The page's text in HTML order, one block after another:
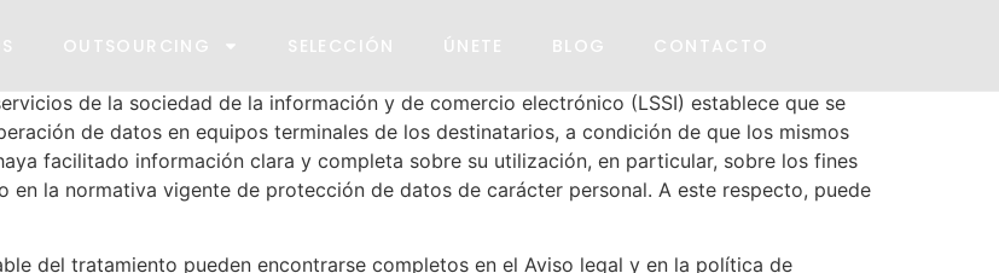
OUTSOURCING SELECCIÓN ÚNETE BLOG CONTACTO
de la sociedad de la información y de comercio electrónico (LSSI) establece que se
de datos en equipos terminales de los destinatarios, a condición de que los mismos
facilitado información clara y completa sobre su utilización, en particular, sobre los fines
la normativa vigente de protección de datos de carácter personal. A este respecto, puede
del tratamiento pueden encontrarse completos en el Aviso legal y en la política de